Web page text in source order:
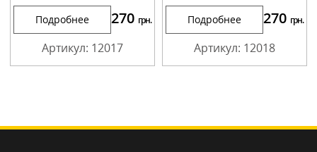
Подробнее 270 грн.
Артикул: 12017
Подробнее 270 грн.
Артикул: 12018